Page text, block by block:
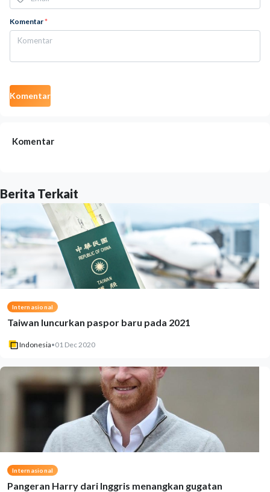
Komentar*
Komentar
Komentar
Berita Terkait
Internasional
Taiwan luncurkan paspor baru pada 2021
Indonesia•01 Dec 2020
Internasional
Pangeran Harry dari Inggris menangkan gugatan